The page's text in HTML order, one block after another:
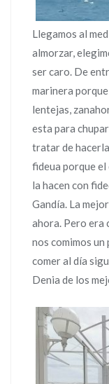
Llegamos al
almorzar,
ser caro. De
marinera
lentejas,
esta para
tratar de
fideua porque
la hacen con
Gandía. La
ahora. Pero era
nos comimos
comer al día
Denia de los